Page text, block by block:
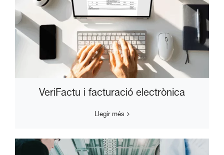
VeriFactu i facturació electrònica
Llegir més